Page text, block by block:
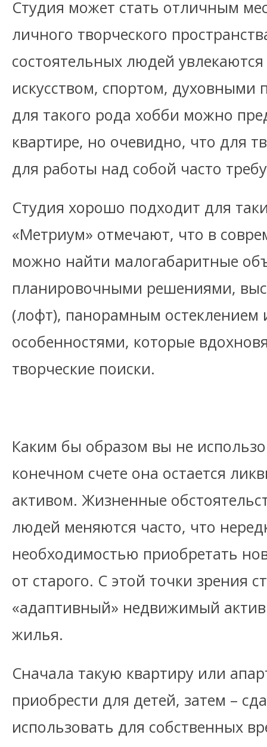
Студия может стать отличным
личного творческого
состоятельных людей
искусством, спортом,
для такого рода хобби можно
квартире, но очевидно, что для
для работы над собой часто
Студия хорошо подходит для
«Метриум» отмечают, что в
можно найти малогабаритные
планировочными решениями,
(лофт), панорамным остеклением
особенностями, которые
творческие поиски.
Каким бы образом вы не
конечном счете она остается
активом. Жизненные
людей меняются часто, что
необходимостью приобретать
от старого. С этой точки зрения
«адаптивный» недвижимый
жилья.
Сначала такую квартиру или
приобрести для детей, затем –
использовать для собственных